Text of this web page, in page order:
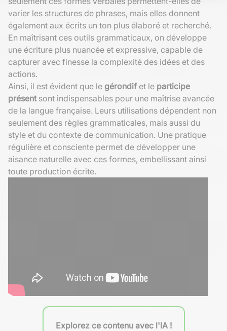
varier les structures de phrases, mais elles donnent
également aux écrits un ton plus élaboré et recherché.
En maîtrisant ces outils grammaticaux, on développe
une écriture plus nuancée et expressive, capable de
capturer avec finesse la complexité des idées et des
actions.
Ainsi, il est évident que le gérondif et le participe
présentsont indispensables pour une maîtrise avancée
de la langue française. Leurs utilisations dépendent non
seulement des règles grammaticales, mais aussi du
style et du contexte de communication. Une pratique
régulière et consciente permet de développer une
aisance naturelle avec ces formes, embellissant ainsi
toute production écrite.
Explorez ce contenu avec l'IA !